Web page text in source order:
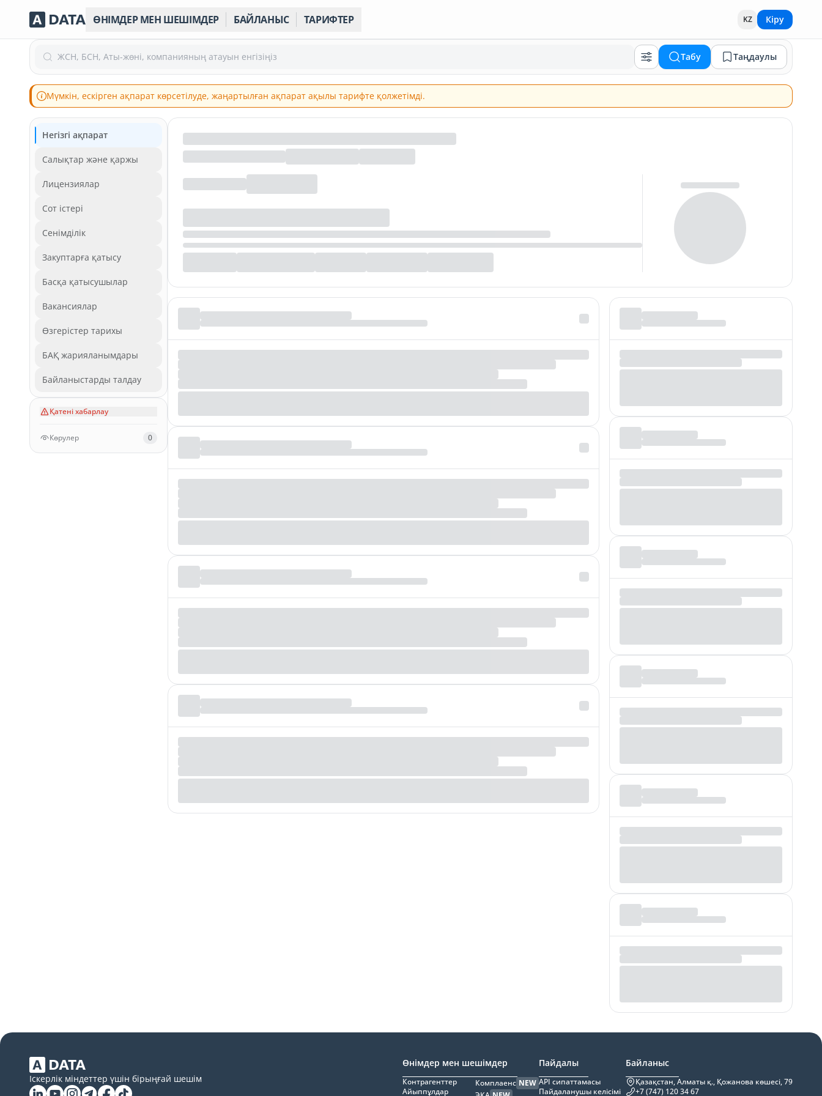
ӨНІМДЕР МЕН ШЕШІМДЕР БАЙЛАНЫС ТАРИФТЕР KZ Кіру
ЖСН, БСН, Аты-жөні, компанияның атауын енгізіңіз Табу Таңдаулы
Мүмкін, ескірген ақпарат көрсетілуде, жаңартылған ақпарат ақылы тарифте қолжетімді.
Негізгі ақпарат
Салықтар және қаржы
Лицензиялар
Сот істері
Сенімділік
Закуптарға қатысу
Басқа қатысушылар
Вакансиялар
Өзгерістер тарихы
БАҚ жарияланымдары
Байланыстарды талдау
Қатені хабарлау
Көрулер 0
Іскерлік міндеттер үшін бірыңғай шешім
Linkedin
YouTube
Instagram
Telegram
Facebook
Tiktok
Өнімдер мен шешімдер
Контрагенттер
Айыппұлдар
Комплаенс NEW
Пайдалы
API сипаттамасы
Пайдаланушы келісімі
Байланыс
Қазақстан, Алматы қ., Қожанова көшесі, 79
+7 (747) 120 34 67